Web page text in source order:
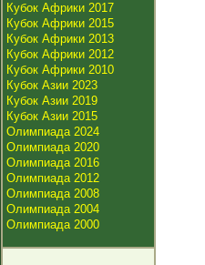
Кубок Африки 2017
Кубок Африки 2015
Кубок Африки 2013
Кубок Африки 2012
Кубок Африки 2010
Кубок Азии 2023
Кубок Азии 2019
Кубок Азии 2015
Олимпиада 2024
Олимпиада 2020
Олимпиада 2016
Олимпиада 2012
Олимпиада 2008
Олимпиада 2004
Олимпиада 2000